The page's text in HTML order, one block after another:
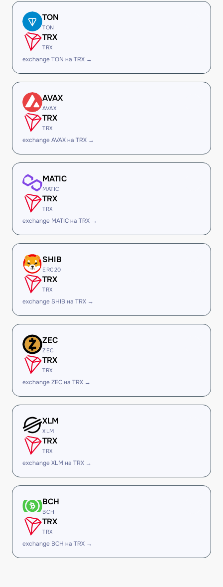
TON
TON
TRX
TRX
exchange TON на TRX →
AVAX
AVAX
TRX
TRX
exchange AVAX на TRX →
MATIC
MATIC
TRX
TRX
exchange MATIC на TRX →
SHIB
ERC20
TRX
TRX
exchange SHIB на TRX →
ZEC
ZEC
TRX
TRX
exchange ZEC на TRX →
XLM
XLM
TRX
TRX
exchange XLM на TRX →
BCH
BCH
TRX
TRX
exchange BCH на TRX →